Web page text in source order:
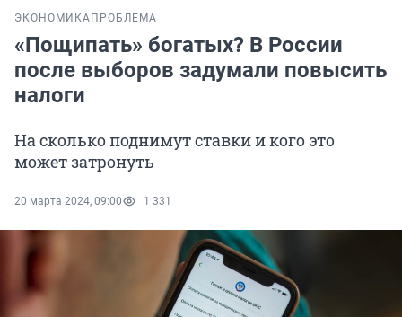
ЭКОНОМИКА ПРОБЛЕМА
«Пощипать» богатых? В России
после выборов задумали повысить
налоги
На сколько поднимут ставки и кого это
может затронуть
20 марта 2024, 09:00 1 331